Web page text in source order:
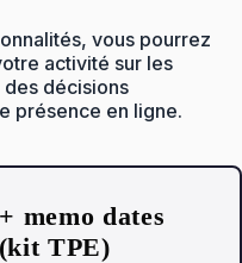
vous pourrez
activité sur les
décisions
présence en ligne.
memo dates
TPE)